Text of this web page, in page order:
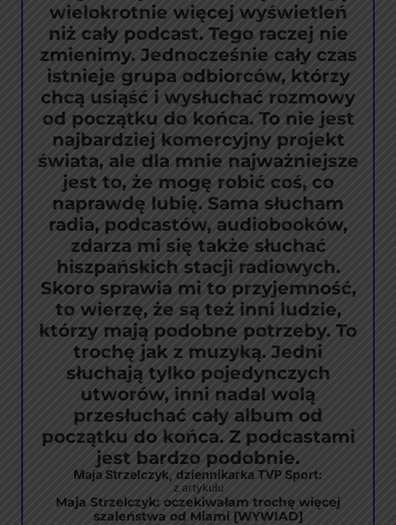
wielokrotnie więcej wyświetleń
niż cały podcast. Tego raczej nie
zmienimy. Jednocześnie cały czas
istnieje grupa odbiorców, którzy
chcą usiąść i wysłuchać rozmowy
od początku do końca. To nie jest
najbardziej komercyjny projekt
świata, ale dla mnie najważniejsze
jest to, że mogę robić coś, co
naprawdę lubię. Sama słucham
radia, podcastów, audiobooków,
zdarza mi się także słuchać
hiszpańskich stacji radiowych.
Skoro sprawia mi to przyjemność,
to wierzę, że są też inni ludzie,
którzy mają podobne potrzeby. To
trochę jak z muzyką. Jedni
słuchają tylko pojedynczych
utworów, inni nadal wolą
przesłuchać cały album od
początku do końca. Z podcastami
jest bardzo podobnie.
Maja Strzelczyk, dziennikarka TVP Sport:
z artykułu
Maja Strzelczyk: oczekiwałam trochę więcej
szaleństwa od Miami [WYWIAD]